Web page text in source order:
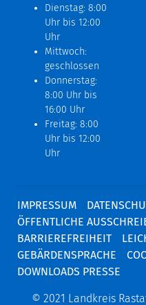
Dienstag: 8:00
Uhr bis 12:00
Uhr
Mittwoch:
geschlossen
Donnerstag:
8:00 Uhr bis
16:00 Uhr
Freitag: 8:00
Uhr bis 12:00
Uhr
IMPRESSUM
ÖFFENTLICHE
BARRIEREFREIHEIT
GEBÄRDENSPRACHE
DOWNLOADS PRESSE
© 2021 Landkreis